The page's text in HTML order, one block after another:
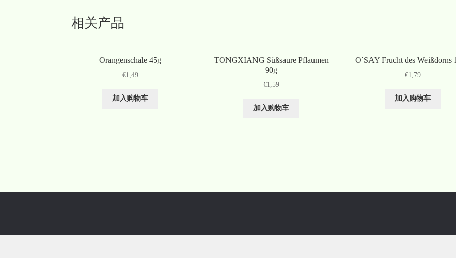
相关产品
Orangenschale 45g
€1,49
加入购物车
TONGXIANG Süßsaure Pflaumen
90g
€1,59
加入购物车
O´SAY Frucht des Weißdorns
€1,79
加入购物车